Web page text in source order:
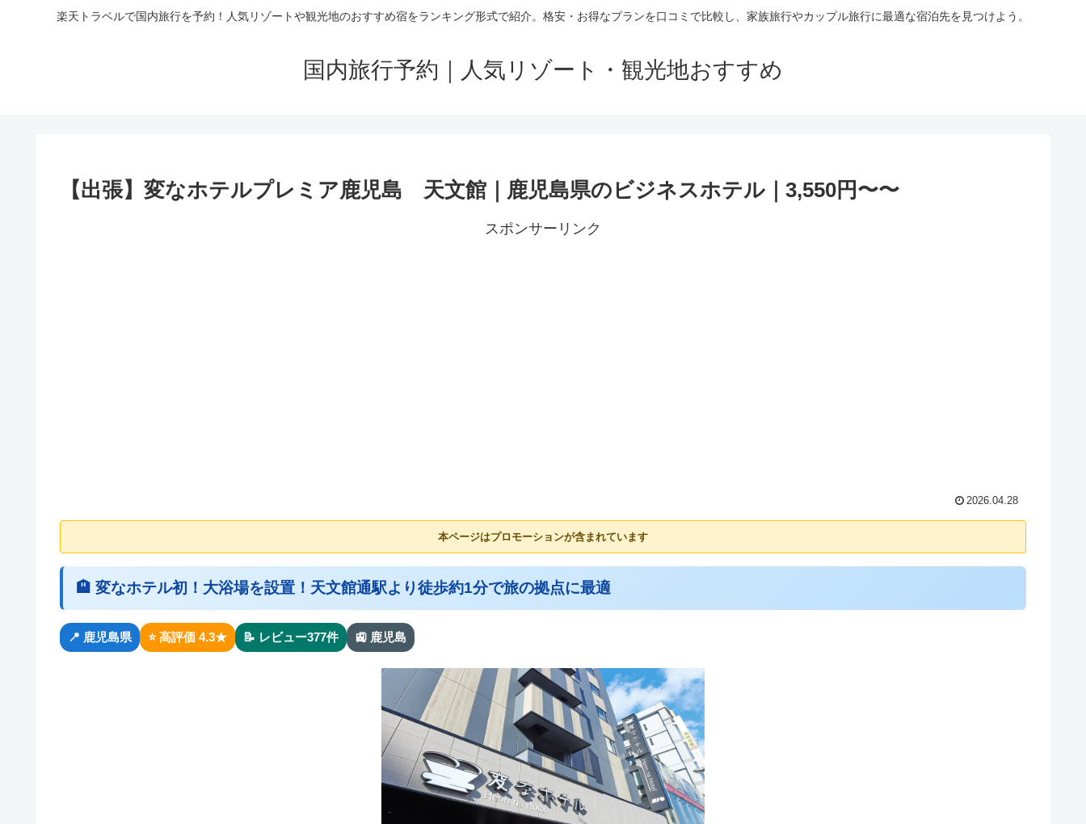
楽天トラベルで国内旅行を予約！人気リゾートや観光地のおすすめ宿をランキング形式で紹介。格安・お得なプランを口コミで比較し、家族旅行やカップル旅行に最適な宿泊先を見つけよう。
国内旅行予約｜人気リゾート・観光地おすすめ
【出張】変なホテルプレミア鹿児島 天文館｜鹿児島県のビジネスホテル｜3,550円〜〜
スポンサーリンク
2026.04.28
本ページはプロモーションが含まれています
🏨 変なホテル初！大浴場を設置！天文館通駅より徒歩約1分で旅の拠点に最適
📍 鹿児島県 ⭐ 高評価 4.3★ 📝 レビュー377件 🚉 鹿児島